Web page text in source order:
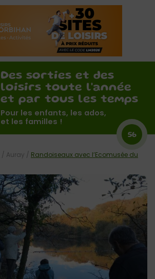
Des sorties et des
loisirs toute l'année
et par tous les temps
Pour les enfants, les ados,
et les familles !
56
/ Auray / Randoiseaux avec l’Ecomusée du